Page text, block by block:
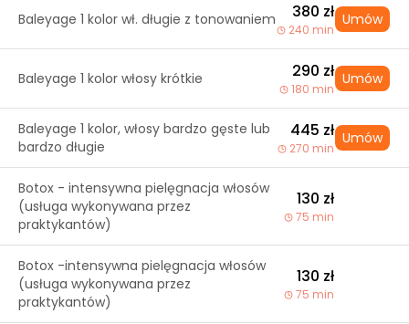
Baleyage 1 kolor wł. długie z tonowaniem 380 zł
240 min
Umów
Baleyage 1 kolor włosy krótkie 290 zł
180 min
Umów
Baleyage 1 kolor, włosy bardzo gęste lub
bardzo długie
445 zł
270 min
Umów
Botox - intensywna pielęgnacja włosów
(usługa wykonywana przez
praktykantów)
130 zł
75 min
Botox -intensywna pielęgnacja włosów
(usługa wykonywana przez
praktykantów)
130 zł
75 min